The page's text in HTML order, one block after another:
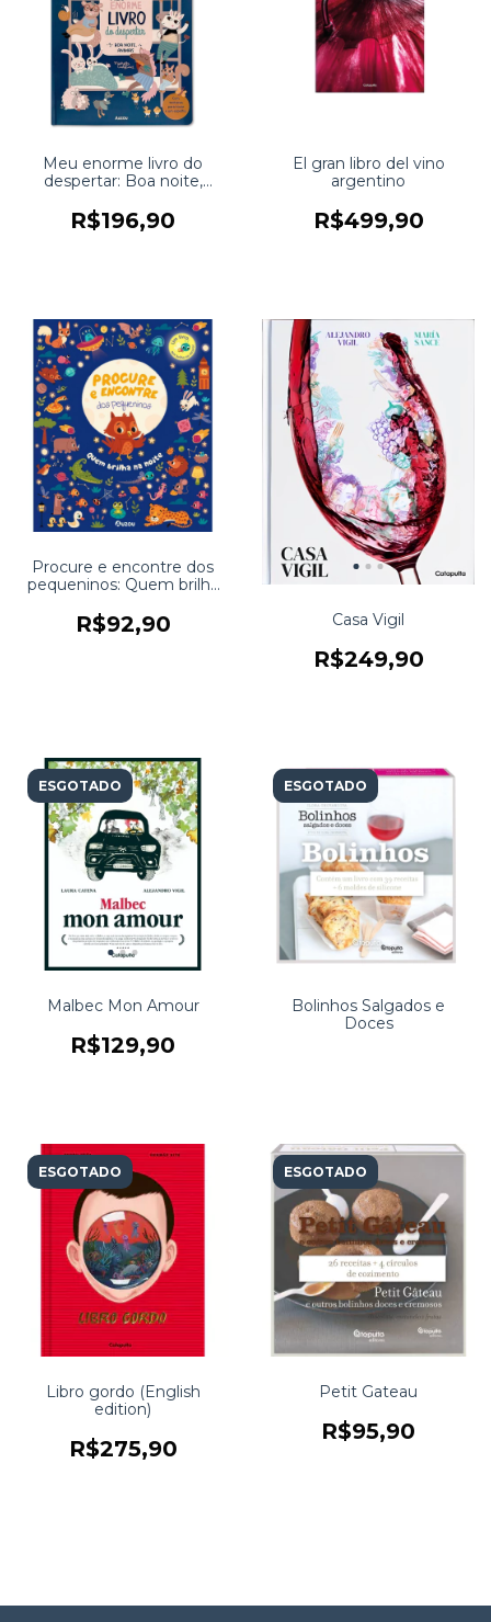
Meu enorme livro do
despertar: Boa noite,
R$196,90
El gran libro del vino
argentino
R$499,90
Procure e encontre dos
pequeninos: Quem brilha
R$92,90 Casa Vigil
R$249,90
ESGOTADO
Malbec Mon Amour
R$129,90
ESGOTADO
Bolinhos Salgados e
Doces
ESGOTADO
Libro gordo (English
edition)
R$275,90
ESGOTADO
Petit Gateau
R$95,90